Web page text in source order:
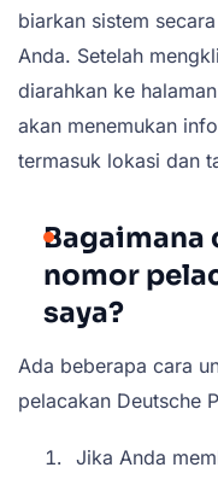
biarkan sistem
Anda. Setelah
diarahkan ke
akan menemukan
termasuk lokasi dan
Bagaimana
nomor
saya?
Ada beberapa cara
pelacakan Deutsche
Jika Anda